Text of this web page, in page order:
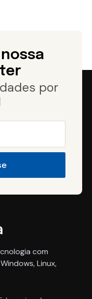
por
com
Linux,